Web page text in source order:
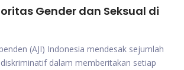
Gender dan Seksual di
(AJI) Indonesia mendesak sejumlah
dalam memberitakan setiap